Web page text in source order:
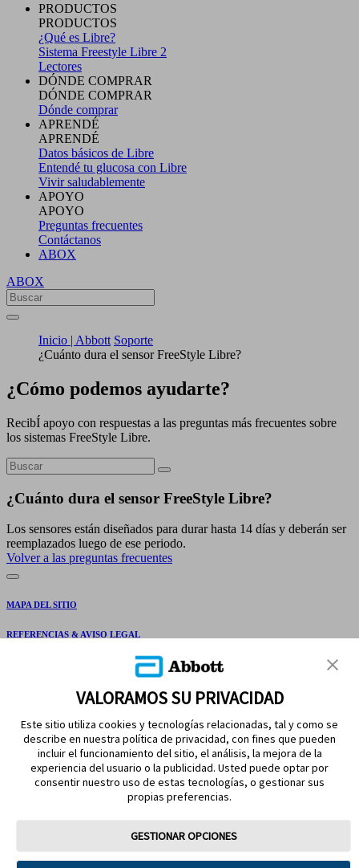
PRODUCTOS
PRODUCTOS
¿Qué es Libre?
Sistema Freestyle Libre 2
Lectores
DÓNDE COMPRAR
DÓNDE COMPRAR
Dónde comprar
APRENDÉ
APRENDÉ
Datos básicos de Libre
Entendé tu glucosa con Libre
Vivir saludablemente
APOYO
APOYO
Preguntas frecuentes
Contáctanos
ABOX
ABOX
Inicio | Abbott Soporte
¿Cuánto dura el sensor FreeStyle Libre?
¿Cómo podemos ayudarte?
RecibÍ apoyo con respuestas a las preguntas más frecuentes sobre
los sistemas FreeStyle Libre.
¿Cuánto dura el sensor FreeStyle Libre?
Los sensores están diseñados para durar hasta 14 días y deberán ser
reemplazados luego de ese periodo.
Volver a las preguntas frecuentes
MAPA DEL SITIO
REFERENCIAS & AVISO LEGAL
VALORAMOS SU PRIVACIDAD
Este sitio utiliza cookies y tecnologías relacionadas, tal y como se
describe en nuestra política de privacidad, con fines que pueden
incluir el funcionamiento del sitio, el análisis, la mejora de la
experiencia del usuario o la publicidad. Usted puede optar por
consentir nuestro uso de estas tecnologías, o gestionar sus
propias preferencias.
GESTIONAR OPCIONES